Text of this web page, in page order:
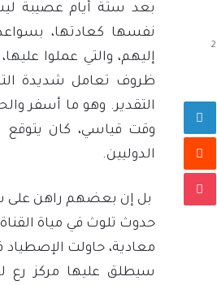
بعد ستة أيام عصيبة
نفسها كعادتها،
إليهم، والتي عملوا
ظروف تعامل شديدة
التقدير. وهو ما أسفر
وقت قياسي، كان
الدوليين.
بل إن بعضهم راهن على
حدوث تلوث في مياة
معادية، حاولت
سيطلق عليها مركز رع
لينكدإن
‏Reddit
‫Pocket